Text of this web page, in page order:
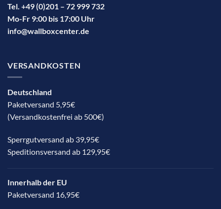
Tel. +49 (0)201 – 72 999 732
Mo-Fr 9:00 bis 17:00 Uhr
info@wallboxcenter.de
VERSANDKOSTEN
Deutschland
Paketversand 5,95€
(Versandkostenfrei ab 500€)
Sperrgutversand ab 39,95€
Speditionsversand ab 129,95€
Innerhalb der EU
Paketversand 16,95€